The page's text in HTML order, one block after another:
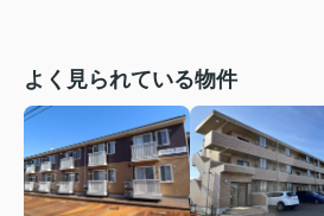
よく見られている物件